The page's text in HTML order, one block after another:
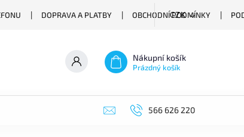
DOPRAVA A PLATBY OBCHODNÍ PODMÍNKY
CZK
Nákupní košík
Prázdný košík
566 626 220